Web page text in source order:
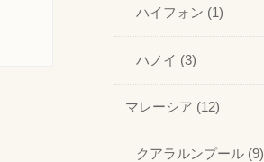
ハイフォン (1)
ハノイ (3)
マレーシア (12)
クアラルンプール (9)